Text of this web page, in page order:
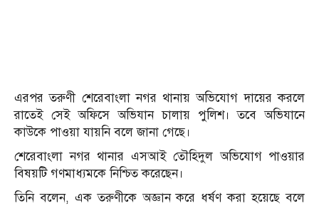
এরপর তরুণী শেরেবাংলা নগর থানায় অভিযোগ দায়ের করলে
রাতেই সেই অফিসে অভিযান চালায় পুলিশ। তবে অভিযানে
কাউকে পাওয়া যায়নি বলে জানা গেছে।
শেরেবাংলা নগর থানার এসআই তৌহিদুল অভিযোগ পাওয়ার
বিষয়টি গণমাধ্যমকে নিশ্চিত করেছেন।
তিনি বলেন, এক তরুণীকে অজ্ঞান করে ধর্ষণ করা হয়েছে বলে